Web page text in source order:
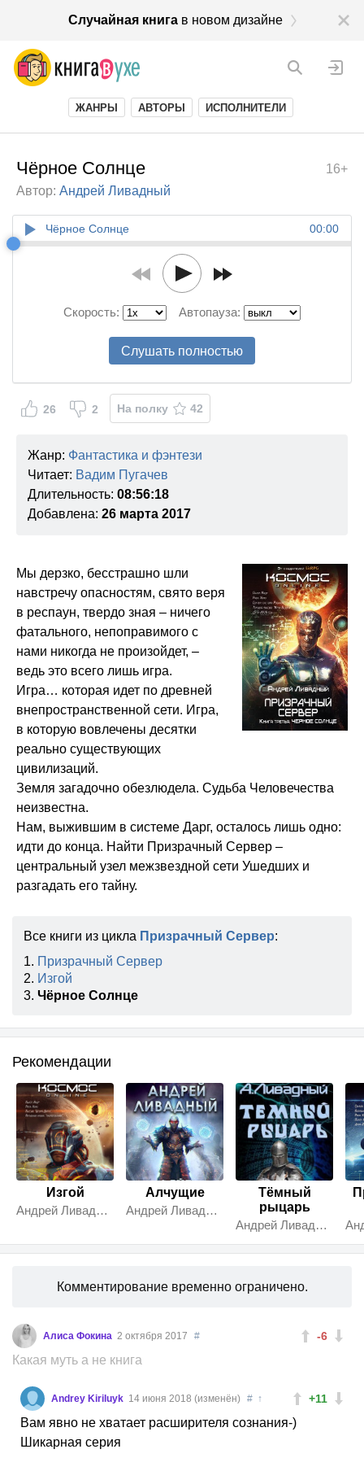
Случайная книгав новом дизайне
ЖАНРЫ АВТОРЫ ИСПОЛНИТЕЛИ
16+
Чёрное Солнце
Автор: Андрей Ливадный
00:00
Чёрное Солнце
Скорость: Автопауза:
Слушать полностью
26 2 На полку 42
Жанр: Фантастика и фэнтези
Читает: Вадим Пугачев
Длительность: 08:56:18
Добавлена: 26 марта 2017
Мы дерзко, бесстрашно шли
навстречу опасностям, свято веря
в респаун, твердо зная – ничего
фатального, непоправимого с
нами никогда не произойдет, –
ведь это всего лишь игра.
Игра… которая идет по древней
внепространственной сети. Игра,
в которую вовлечены десятки
реально существующих
цивилизаций.
Земля загадочно обезлюдела. Судьба Человечества
неизвестна.
Нам, выжившим в системе Дарг, осталось лишь одно:
идти до конца. Найти Призрачный Сервер –
центральный узел межзвездной сети Ушедших и
разгадать его тайну.
Все книги из цикла Призрачный Сервер:
1. Призрачный Сервер
2. Изгой
3. Чёрное Солнце
Рекомендации
Изгой
Андрей Ливадный
Алчущие
Андрей Ливадный
Тёмный
рыцарь
Андрей Ливадный
Комментирование временно ограничено.
-6
Алиса Фокина 2 октября 2017 #
Какая муть а не книга
+11
Andrey Kiriluyk 14 июня 2018 (изменён) # ↑
Вам явно не хватает расширителя сознания-)
Шикарная серия